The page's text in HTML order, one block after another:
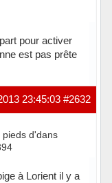
pour activer
est pas prête
#2632
23:45:03
pieds d'dans
à Lorient il y a